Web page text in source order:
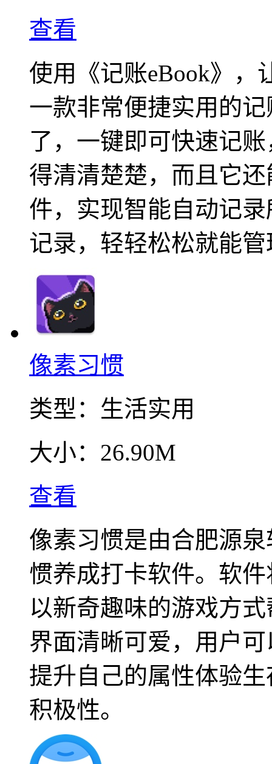
查看
使用《记账eBook》，
一款非常便捷实用的
了，一键即可快速记
得清清楚楚，而且它
件，实现智能自动记
记录，轻轻松松就能
像素习惯
类型： 生活实用
大小： 26.90M
查看
像素习惯是由合肥源
惯养成打卡软件。软
以新奇趣味的游戏方
界面清晰可爱，用户
提升自己的属性体验
积极性。